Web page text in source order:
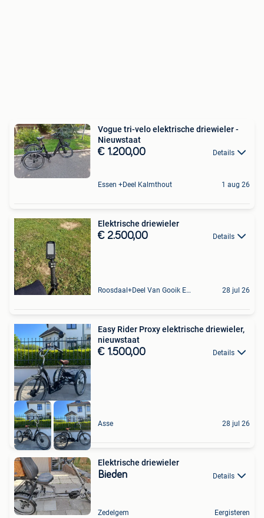
Vogue tri-velo elektrische driewieler -
Nieuwstaat
€ 1.200,00 Details
Essen +Deel Kalmthout 1 aug 26
Elektrische driewieler
€ 2.500,00 Details
Roosdaal+Deel Van Gooik En Sint-Kwintens-Lennik 28 jul 26
Easy Rider Proxy elektrische driewieler,
nieuwstaat
€ 1.500,00 Details
Asse 28 jul 26
Elektrische driewieler
Bieden Details
Zedelgem Eergisteren